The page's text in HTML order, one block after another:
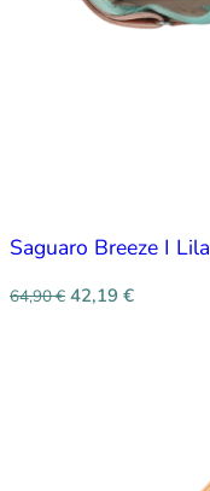
Saguaro Breeze I Lila
64,90€ 42,19 €